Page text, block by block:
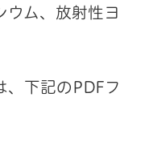
ム、放射性ヨ
下記のPDFフ